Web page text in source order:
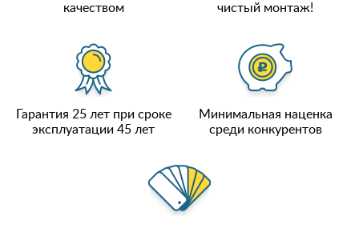
качеством
чистый монтаж!
Гарантия 25 лет при сроке
эксплуатации 45 лет
Минимальная наценка
среди конкурентов